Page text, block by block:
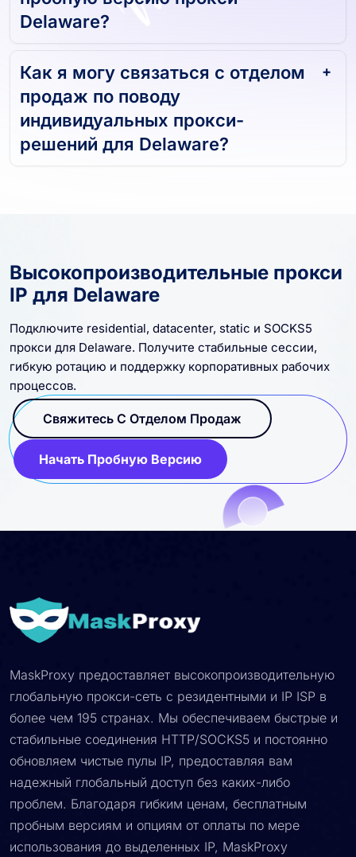
Delaware?
Как я могу связаться с отделом
продаж по поводу
индивидуальных прокси-
решений для Delaware?
Высокопроизводительные прокси
IP для Delaware
Подключите residential, datacenter, static и SOCKS5
прокси для Delaware. Получите стабильные сессии,
гибкую ротацию и поддержку корпоративных рабочих
процессов.
Свяжитесь С Отделом Продаж
Начать Пробную Версию
MaskProxy предоставляет высокопроизводительную
глобальную прокси-сеть с резидентными и IP ISP в
более чем 195 странах. Мы обеспечиваем быстрые и
стабильные соединения HTTP/SOCKS5 и постоянно
обновляем чистые пулы IP, предоставляя вам
надежный глобальный доступ без каких-либо
проблем. Благодаря гибким ценам, бесплатным
пробным версиям и опциям от оплаты по мере
использования до выделенных IP, MaskProxy